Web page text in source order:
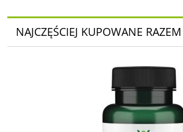
NAJCZĘŚCIEJ KUPOWANE RAZEM